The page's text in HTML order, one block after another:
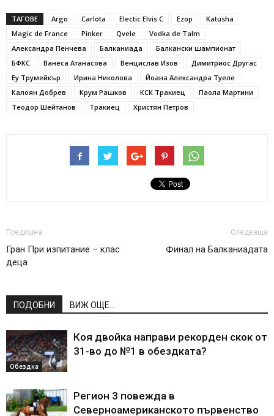
ТАГОВЕ Argo Carlota Electic Elvis C Ezop
Katusha
Magic de France
Pinker Qvele
Vodka de Talm
Александра Пенчева
Балканиада
Балкански шампионат
БФКС
Ванеса Атанасова Венцислав Изов
Димитриос Другас
Еу Трумейкър
Ирина Николова
Йоана Александра Туеле
Калоян Добрев
Крум Рашков КСК Тракиец
Паола Мартини
Теодор Шейтанов
Тракиец Христян Петров
Предишна
Гран При изпитание – клас
деца
Следваща
Финал на Балканиадата
ПОДОБНИ ВИЖ ОЩЕ...
Обездка
Коя двойка направи рекорден скок от
31-во до №1 в обездката?
Регион 3 повежда в
Северноамериканското първенство